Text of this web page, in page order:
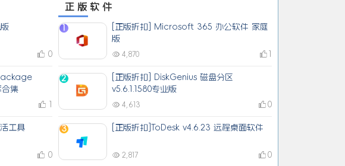
0
合集
工具
0
正版软件
[正版折扣] Microsoft 365 办公软件 家庭
版
4,870
2
[正版折扣] DiskGenius 磁盘分区
v5.6.1.1580专业版
4,613 0
3 [正版折扣]ToDesk v4.6.23 远程桌面软件
2,817 0